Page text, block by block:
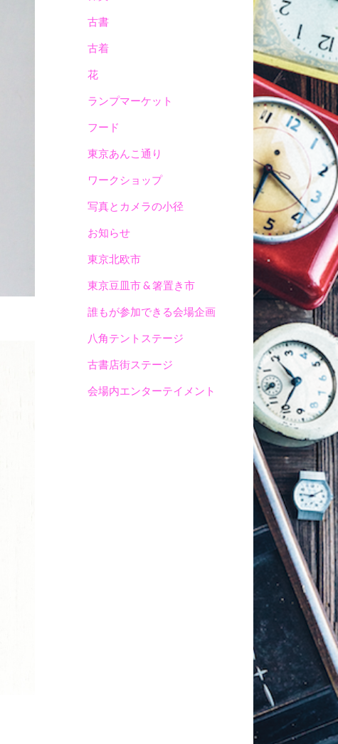
古書
古着
花
ランプマーケット
フード
東京あんこ通り
ワークショップ
写真とカメラの小径
お知らせ
東京北欧市
東京豆皿市 & 箸置き市
誰もが参加できる会場企画
八角テントステージ
古書店街ステージ
会場内エンターテイメント